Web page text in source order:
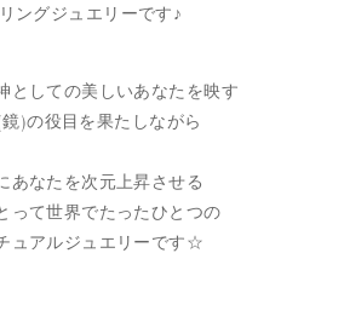
ングジュエリーです♪
としての美しいあなたを映す
)の役目を果たしながら
あなたを次元上昇させる
って世界でたったひとつの
ュアルジュエリーです☆